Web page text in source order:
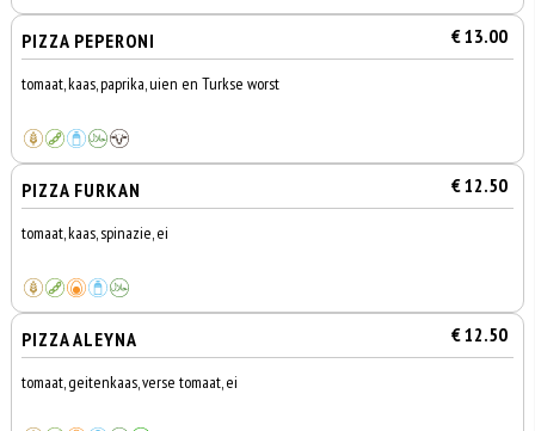
PIZZA PEPERONI € 13.00
tomaat, kaas, paprika, uien en Turkse worst
PIZZA FURKAN € 12.50
tomaat, kaas, spinazie, ei
PIZZA ALEYNA € 12.50
tomaat, geitenkaas, verse tomaat, ei